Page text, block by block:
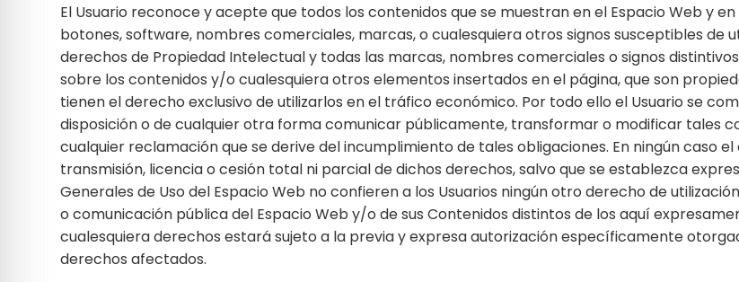
El Usuario reconoce y acepte que todos los contenidos que se muestran en el Espacio Web y
botones, software, nombres comerciales, marcas, o cualesquiera otros signos susceptibles de
derechos de Propiedad Intelectual y todas las marcas, nombres comerciales o signos
sobre los contenidos y/o cualesquiera otros elementos insertados en el página, que son
tienen el derecho exclusivo de utilizarlos en el tráfico económico. Por todo ello el Usuario se
disposición o de cualquier otra forma comunicar públicamente, transformar o modificar tales
cualquier reclamación que se derive del incumplimiento de tales obligaciones. En ningún caso
transmisión, licencia o cesión total ni parcial de dichos derechos, salvo que se establezca
Generales de Uso del Espacio Web no confieren a los Usuarios ningún otro derecho de
o comunicación pública del Espacio Web y/o de sus Contenidos distintos de los aquí
cualesquiera derechos estará sujeto a la previa y expresa autorización específicamente
derechos afectados.